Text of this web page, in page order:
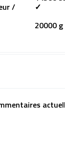
/
✓
20000 g